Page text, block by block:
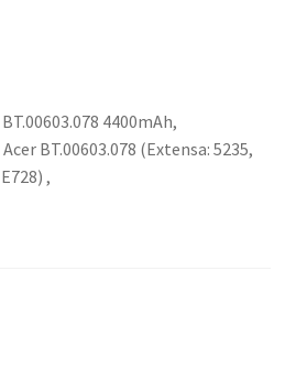
4400mAh,
BT.00603.078 (Extensa: 5235,
,